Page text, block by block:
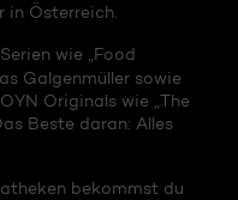
in Österreich.
wie „Food
Galgenmüller sowie
Originals wie „The
Beste daran: Alles
bekommst du